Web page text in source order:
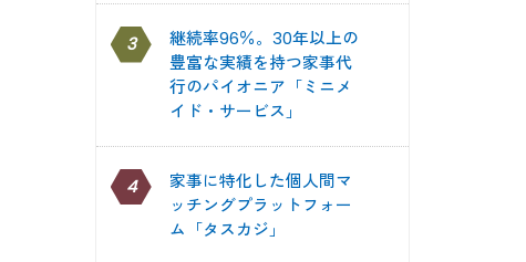
3
継続率96％。30年以上の
豊富な実績を持つ家事代
行のパイオニア「ミニメ
イド・サービス」
4
家事に特化した個人間マ
ッチングプラットフォー
ム「タスカジ」